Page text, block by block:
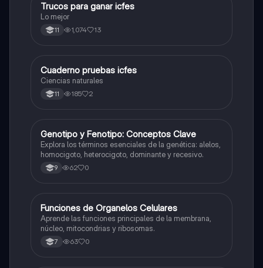
Química
Trucos para ganar icfes
Lo mejor
11 1,074 13
Biologia
Cuaderno pruebas icfes
Ciencias naturales
11 185 2
GBiologia
Genotipo y Fenotipo: Conceptos Clave
Explora los términos esenciales de la genética: alelos,
homocigoto, heterocigoto, dominante y recesivo.
9 62 0
FBiologia
Funciones de Organelos Celulares
Aprende las funciones principales de la membrana,
núcleo, mitocondrias y ribosomas.
7 63 0